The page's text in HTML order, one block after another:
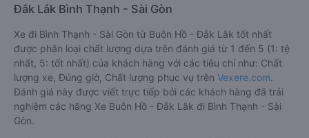
Đắk Lắk Bình Thạnh - Sài Gòn
Xe đi Bình Thạnh - Sài Gòn từ Buôn Hồ - Đắk Lắk tốt nhất
được phân loại chất lượng dựa trên đánh giá từ 1 đến 5 (1: tệ
nhất, 5: tốt nhất) của khách hàng với các tiêu chí như: Chất
lượng xe, Đúng giờ, Chất lượng phục vụ trên Vexere.com.
Đánh giá này được viết trực tiếp bởi các khách hàng đã trải
nghiệm các hãng Xe Buôn Hồ - Đắk Lắk đi Bình Thạnh - Sài
Gòn.